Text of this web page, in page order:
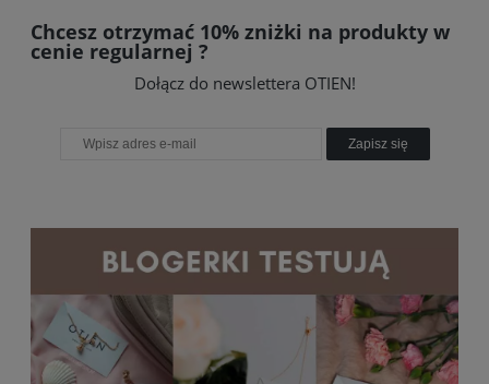
Chcesz otrzymać 10% zniżki na produkty w
cenie regularnej ?
Dołącz do newslettera OTIEN!
Zapisz się